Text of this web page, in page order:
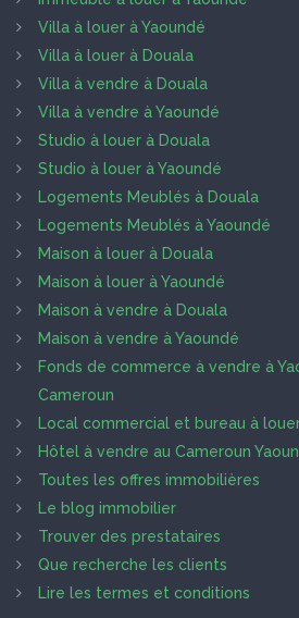
Villa à louer à Yaoundé
Villa à louer à Douala
Villa à vendre à Douala
Villa à vendre à Yaoundé
Studio à louer à Douala
Studio à louer à Yaoundé
Logements Meublés à Douala
Logements Meublés à Yaoundé
Maison à louer à Douala
Maison à louer à Yaoundé
Maison à vendre à Douala
Maison à vendre à Yaoundé
Fonds de commerce à vendre à
Cameroun
Local commercial et bureau à
Hôtel à vendre au Cameroun
Toutes les offres immobilières
Le blog immobilier
Trouver des prestataires
Que recherche les clients
Lire les termes et conditions